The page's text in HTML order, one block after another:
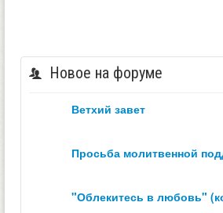
Новое на форуме
ветхий завет
просьба молитвенной
"облекитесь в любовь"